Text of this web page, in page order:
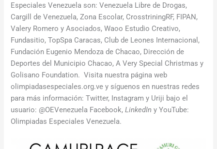
Especiales Venezuela son: Venezuela Libre de Drogas,
Cargill de Venezuela, Zona Escolar, CrosstriningRF, FIPAN,
Valery Romero y Asociados, Waoo Estudio Creativo,
Fundasitio, TopSpa Caracas, Club de Leones Internacional,
Fundación Eugenio Mendoza de Chacao, Dirección de
Deportes del Municipio Chacao, A Very Special Christmas y
Golisano Foundation. Visita nuestra página web
olimpiadasespeciales.org.ve y síguenos en nuestras redes
para más información: Twitter, Instagram y Uriji bajo el
usuario: @OEVenezuela Facebook,LinkedIn y YouTube:
Olimpiadas Especiales Venezuela.